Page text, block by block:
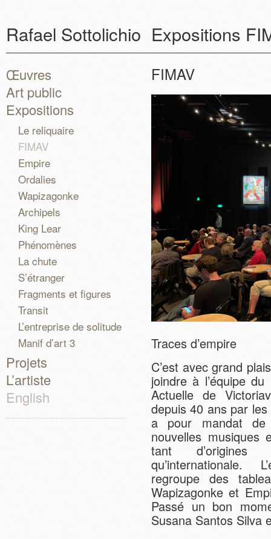
Rafael Sottolichio Expositions
FIMAV
Traces d’empire
C’est avec grand
joindre à l’équipe
Actuelle de
depuis 40 ans par
a pour mandat
nouvelles musiques
tant d’origines
qu’internationale.
regroupe des
Wapizagonke et
Passé un bon
Susana Santos Silva
Œuvres
Art public
Expositions
Le reliquaire
FIMAV
Empire
Ordalies
Wapizagonke
Archipels
King Lear
Phénomènes
La chute
S’étranger
Fragments et figures
Transit
L’entreprise de solitude
Manif d’art 3
Projets
L’artiste
English